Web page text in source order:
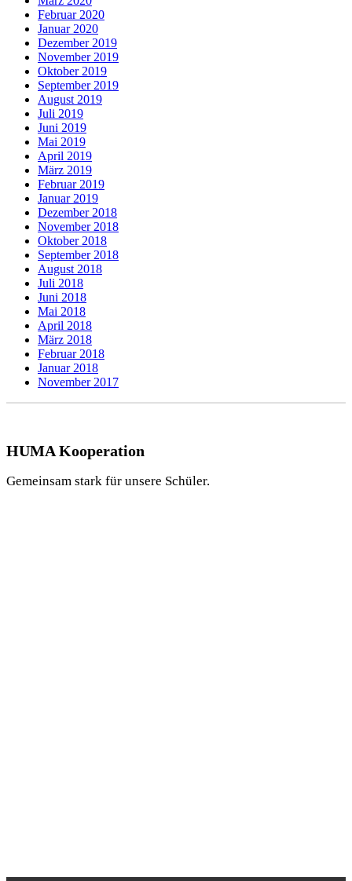
Februar 2020
Januar 2020
Dezember 2019
November 2019
Oktober 2019
September 2019
August 2019
Juli 2019
Juni 2019
Mai 2019
April 2019
März 2019
Februar 2019
Januar 2019
Dezember 2018
November 2018
Oktober 2018
September 2018
August 2018
Juli 2018
Juni 2018
Mai 2018
April 2018
März 2018
Februar 2018
Januar 2018
November 2017
HUMA Kooperation
Gemeinsam stark für unsere Schüler.